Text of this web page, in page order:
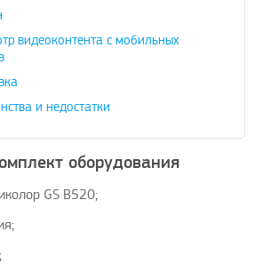
видеоконтента с мобильных
и недостатки
оборудования
GS B520;